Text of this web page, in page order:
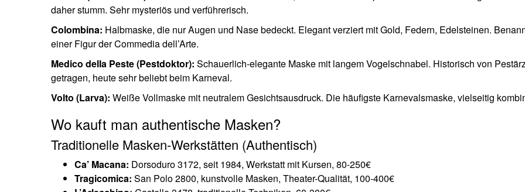
daher stumm. Sehr mysteriös und verführerisch.
Colombina: Halbmaske, die nur Augen und Nase bedeckt. Elegant verziert mit Gold, Federn, Edelsteinen.
einer Figur der Commedia dell’Arte.
Medico della Peste (Pestdoktor): Schauerlich-elegante Maske mit langem Vogelschnabel. Historisch von
getragen, heute sehr beliebt beim Karneval.
Volto (Larva): Weiße Vollmaske mit neutralem Gesichtsausdruck. Die häufigste Karnevalsmaske, vielseitig
Wo kauft man authentische Masken?
Traditionelle Masken-Werkstätten (Authentisch)
Ca’ Macana: Dorsoduro 3172, seit 1984, Werkstatt mit Kursen, 80-250€
Tragicomica: San Polo 2800, kunstvolle Masken, Theater-Qualität, 100-400€